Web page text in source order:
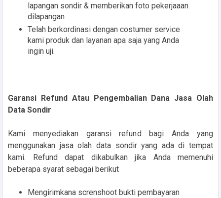
lapangan sondir & memberikan foto pekerjaaan
dilapangan
Telah berkordinasi dengan costumer service
kami produk dan layanan apa saja yang Anda
ingin uji.
Garansi Refund Atau Pengembalian Dana Jasa Olah
Data Sondir
Kami menyediakan garansi refund bagi Anda yang
menggunakan jasa olah data sondir yang ada di tempat
kami. Refund dapat dikabulkan jika Anda memenuhi
beberapa syarat sebagai berikut
Mengirimkana screnshoot bukti pembayaran